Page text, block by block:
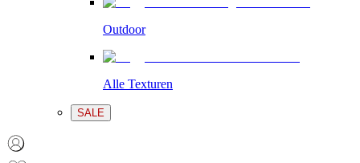
Outdoor
Alle Texturen
SALE